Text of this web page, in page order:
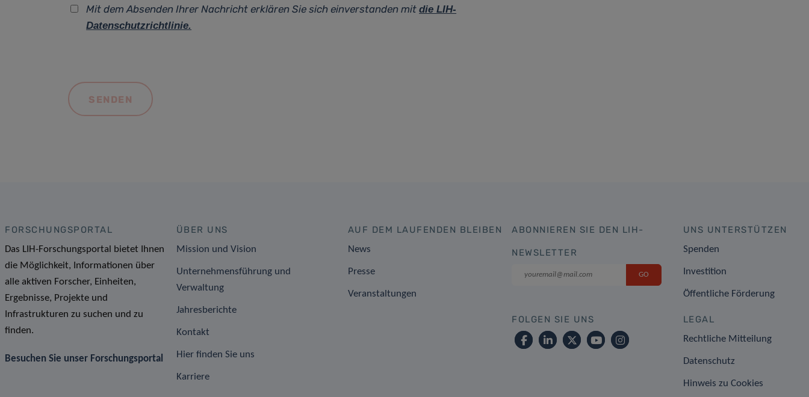
Mit dem Absenden Ihrer Nachricht erklären Sie sich einverstanden mitdie LIH-
Datenschutzrichtlinie.
FORSCHUNGSPORTAL
Das LIH-Forschungsportal bietet Ihnen
die Möglichkeit, Informationen über
alle aktiven Forscher, Einheiten,
Ergebnisse, Projekte und
Infrastrukturen zu suchen und zu
finden.
Besuchen Sie unser Forschungsportal
ÜBER UNS
Mission und Vision
Unternehmensführung und
Verwaltung
Jahresberichte
Kontakt
Hier finden Sie uns
Karriere
AUF DEM LAUFENDEN BLEIBEN
News
Presse
Veranstaltungen
ABONNIEREN SIE DEN LIH-
NEWSLETTER
FOLGEN SIE UNS
UNS UNTERSTÜTZEN
Spenden
Investition
Öffentliche Förderung
LEGAL
Rechtliche Mitteilung
Datenschutz
Hinweis zu Cookies